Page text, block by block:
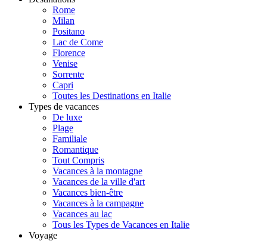
Rome
Milan
Positano
Lac de Come
Florence
Venise
Sorrente
Capri
Toutes les Destinations en Italie
Types de vacances
De luxe
Plage
Familiale
Romantique
Tout Compris
Vacances à la montagne
Vacances de la ville d'art
Vacances bien-être
Vacances à la campagne
Vacances au lac
Tous les Types de Vacances en Italie
Voyage